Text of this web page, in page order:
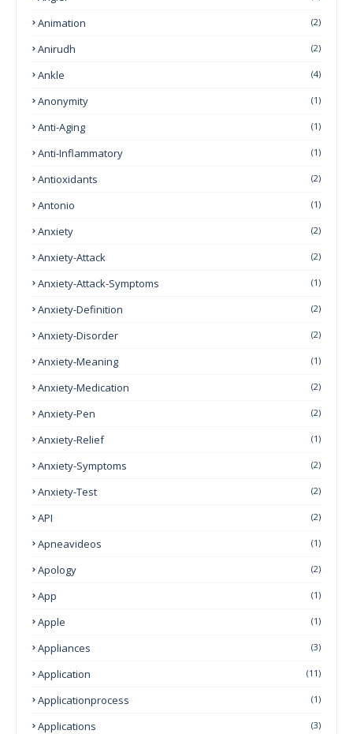
Animation (2)
Anirudh (2)
Ankle (4)
Anonymity (1)
Anti-Aging (1)
Anti-Inflammatory (1)
Antioxidants (2)
Antonio (1)
Anxiety (2)
Anxiety-Attack (2)
Anxiety-Attack-Symptoms (1)
Anxiety-Definition (2)
Anxiety-Disorder (2)
Anxiety-Meaning (1)
Anxiety-Medication (2)
Anxiety-Pen (2)
Anxiety-Relief (1)
Anxiety-Symptoms (2)
Anxiety-Test (2)
API (2)
Apneavideos (1)
Apology (2)
App (1)
Apple (1)
Appliances (3)
Application (11)
Applicationprocess (1)
Applications (3)